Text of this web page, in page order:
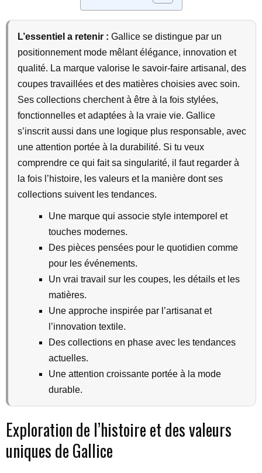
L’essentiel a retenir : Gallice se distingue par un
positionnement mode mêlant élégance, innovation et
qualité. La marque valorise le savoir-faire artisanal, des
coupes travaillées et des matières choisies avec soin.
Ses collections cherchent à être à la fois stylées,
fonctionnelles et adaptées à la vraie vie. Gallice
s’inscrit aussi dans une logique plus responsable, avec
une attention portée à la durabilité. Si tu veux
comprendre ce qui fait sa singularité, il faut regarder à
la fois l’histoire, les valeurs et la manière dont ses
collections suivent les tendances.
Une marque qui associe style intemporel et
touches modernes.
Des pièces pensées pour le quotidien comme
pour les événements.
Un vrai travail sur les coupes, les détails et les
matières.
Une approche inspirée par l’artisanat et
l’innovation textile.
Des collections en phase avec les tendances
actuelles.
Une attention croissante portée à la mode
durable.
Exploration de l’histoire et des valeurs
uniques de Gallice